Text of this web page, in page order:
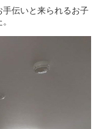
伝いと来られるお子